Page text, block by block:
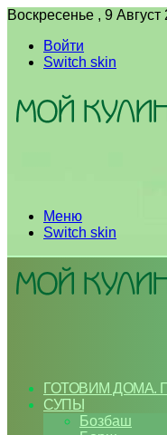
Воскресенье , 9 Август
Войти
Switch skin
Меню
Switch skin
ГОТОВИМ ДОМА.
СУПЫ
Бозбаш